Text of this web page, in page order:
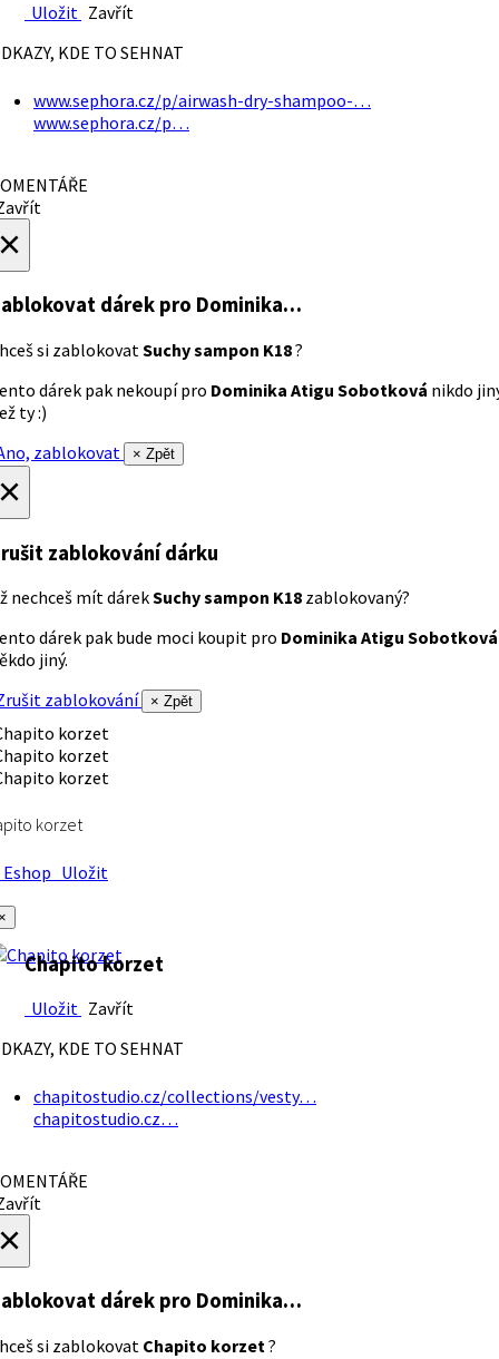
Uložit Zavřít
KDE TO SEHNAT
www.sephora.cz/p/airwash-dry-shampoo-…
www.sephora.cz/p…
dárek pro Dominika…
si zablokovatSuchy sampon K18?
dárek pak nekoupí pro Dominika Atigu Sobotková nikdo
ty :)
zablokovat
× Zpět
zablokování dárku
nechceš mít dárekSuchy sampon K18 zablokovaný?
dárek pak bude moci koupit pro Dominika Atigu Sobotková
jiný.
zablokování
× Zpět
korzet
Uložit
Chapito korzet
Uložit Zavřít
KDE TO SEHNAT
chapitostudio.cz/collections/vesty…
chapitostudio.cz…
dárek pro Dominika…
si zablokovat Chapito korzet?